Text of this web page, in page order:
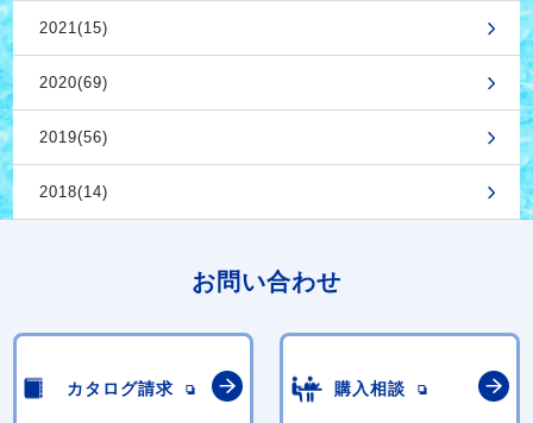
2021(15)
2020(69)
2019(56)
2018(14)
お問い合わせ
カタログ請求 購入相談